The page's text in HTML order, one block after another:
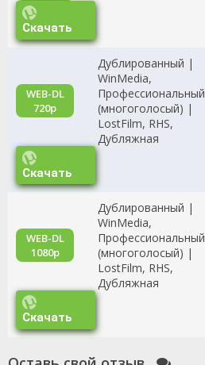
Скачать
WEB-DL
720p
Дублированный |
WinMedia,
Профессиональный
(многоголосый) |
LostFilm, RHS,
Дубляжная
Скачать
WEB-DL
1080p
Дублированный |
WinMedia,
Профессиональный
(многоголосый) |
LostFilm, RHS,
Дубляжная
Скачать